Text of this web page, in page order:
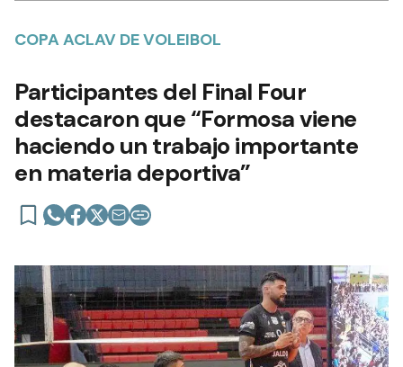
COPA ACLAV DE VOLEIBOL
Participantes del Final Four
destacaron que “Formosa viene
haciendo un trabajo importante
en materia deportiva”